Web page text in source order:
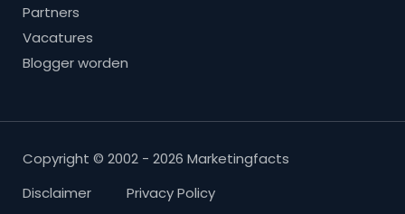
Partners
Vacatures
Blogger worden
Copyright © 2002 - 2026 Marketingfacts
Disclaimer
Privacy Policy